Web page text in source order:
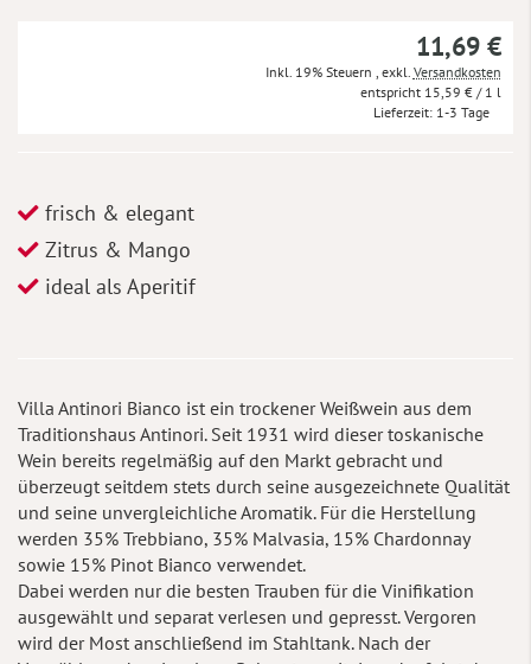
11,69 €
Inkl. 19% Steuern exkl. Versandkosten
15,59 € / 1 l
Lieferzeit 1-3 Tage
frisch & elegant
Zitrus & Mango
ideal als Aperitif
Villa Antinori Bianco ist ein trockener Weißwein aus dem
Traditionshaus Antinori. Seit 1931 wird dieser toskanische
Wein bereits regelmäßig auf den Markt gebracht und
überzeugt seitdem stets durch seine ausgezeichnete Qualität
und seine unvergleichliche Aromatik. Für die Herstellung
werden 35% Trebbiano, 35% Malvasia, 15% Chardonnay
sowie 15% Pinot Bianco verwendet.
Dabei werden nur die besten Trauben für die Vinifikation
ausgewählt und separat verlesen und gepresst. Vergoren
wird der Most anschließend im Stahltank. Nach der